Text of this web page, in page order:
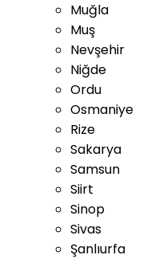
Muğla
Muş
Nevşehir
Niğde
Ordu
Osmaniye
Rize
Sakarya
Samsun
Siirt
Sinop
Sivas
Şanlıurfa